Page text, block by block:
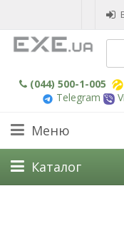
(044) 500-1-005
Telegram
Меню
Каталог